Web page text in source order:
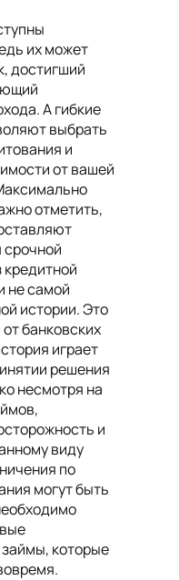
их может
достигший
А гибкие
выбрать
и
от вашей
отметить,
срочной
не самой
истории. Это
банковских
играет
решения
несмотря на
и
виду
по
могут быть
которые